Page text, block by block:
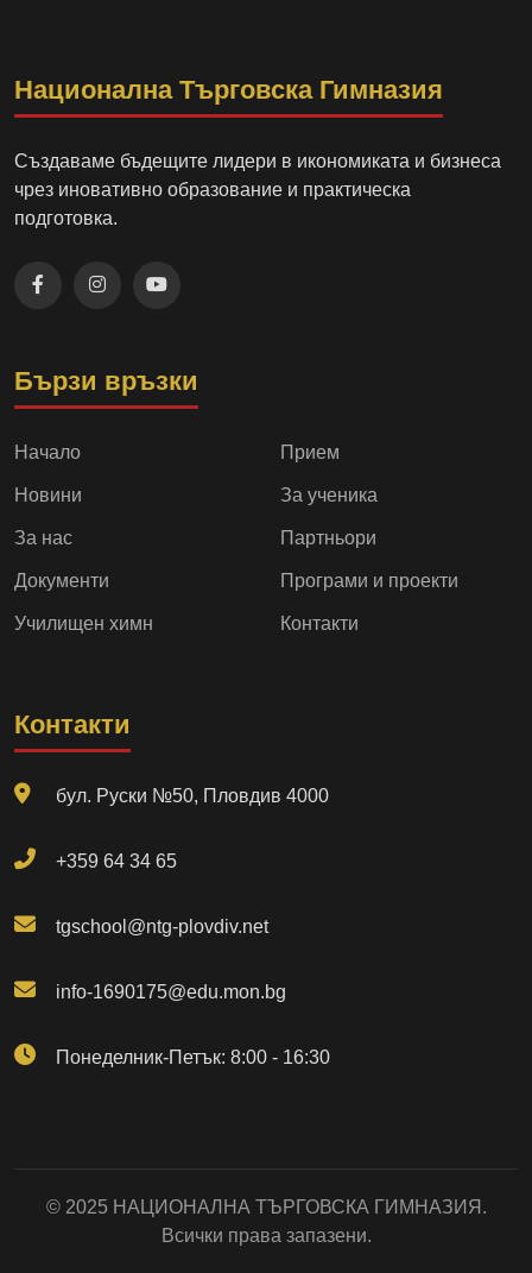
Национална Търговска Гимназия
Създаваме бъдещите лидери в икономиката и бизнеса
чрез иновативно образование и практическа
подготовка.
Бързи връзки
Начало
Новини
За нас
Документи
Училищен химн
Прием
За ученика
Партньори
Програми и проекти
Контакти
Контакти
бул. Руски №50, Пловдив 4000
+359 64 34 65
tgschool@ntg-plovdiv.net
info-1690175@edu.mon.bg
Понеделник-Петък: 8:00 - 16:30
© 2025 НАЦИОНАЛНА ТЪРГОВСКА ГИМНАЗИЯ.
Всички права запазени.